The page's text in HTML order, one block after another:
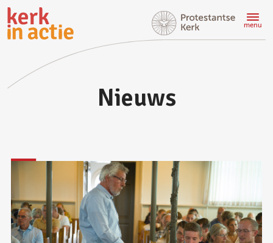
Doorgaan
naar
hoofdinhoud
menu
Nieuws